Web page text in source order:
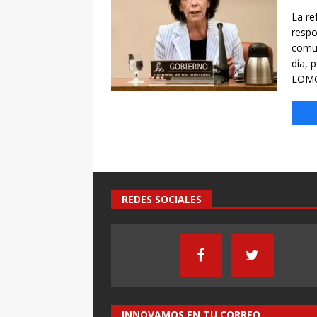
[ 7 enero, 2025 ]
Primaria Prof. Heliodoro
La
día,
REDES SOCIALES